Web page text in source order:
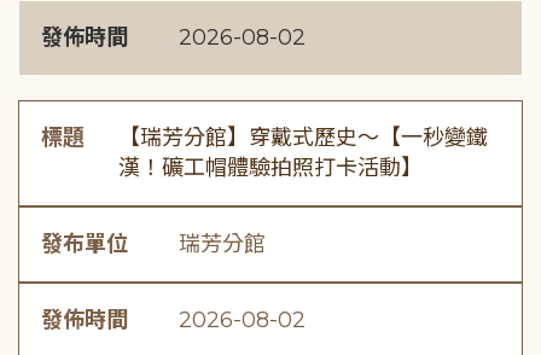
發佈時間 2026-08-02
標題
【瑞芳分館】穿戴式歷史〜【一秒變鐵
漢！礦工帽體驗拍照打卡活動】
發布單位 瑞芳分館
發佈時間 2026-08-02